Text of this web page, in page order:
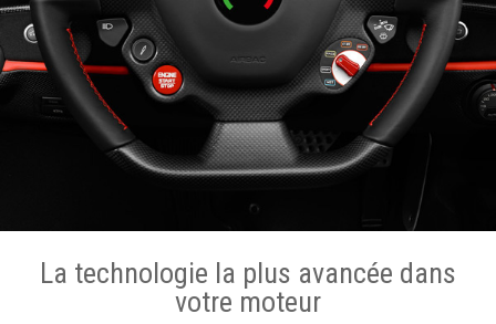
La technologie la plus avancée dans
votre moteur